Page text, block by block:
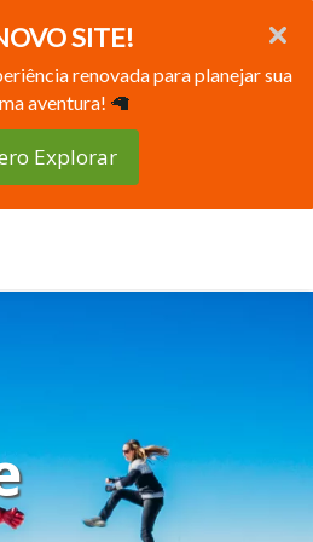
SITE!
renovada para planejar sua
aventura! 🦙
Explorar